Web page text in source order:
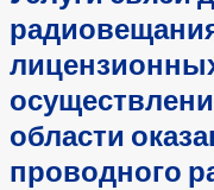
области
проводного